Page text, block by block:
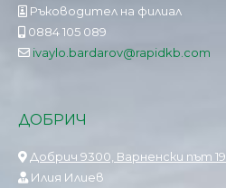
Ръководител на филиал
0884 105 089
ivaylo.bardarov@rapidkb.com
ДОБРИЧ
Добрич 9300, Варненски път 19
Илия Илиев